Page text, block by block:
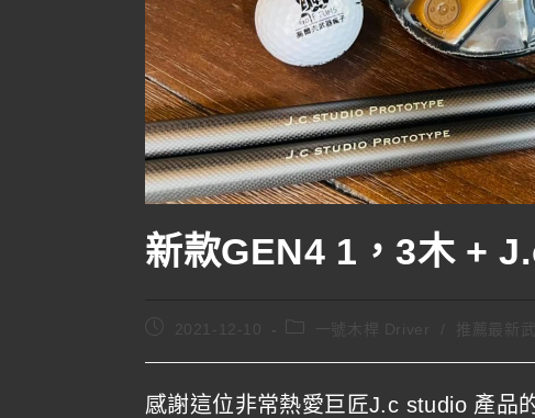
新款GEN4 1，3木 +
感謝這位非常熱愛巨匠J.c studio 產品